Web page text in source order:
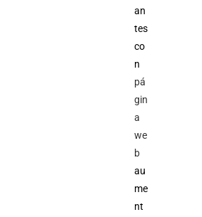
an
tes
co
n
pá
gin
a
we
b
au
me
nt